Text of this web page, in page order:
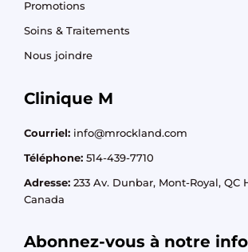
Promotions
Soins & Traitements
Nous joindre
Clinique M​
Courriel: info@mrockland.com
Téléphone: 514-439-7710
Adresse: 233 Av. Dunbar, Mont-Royal, QC
Canada
Abonnez-vous à notre